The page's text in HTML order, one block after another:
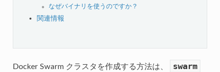
なぜバイナリを使うのですか？
関連情報
Docker Swarm クラスタを作成する方法は、 swarm